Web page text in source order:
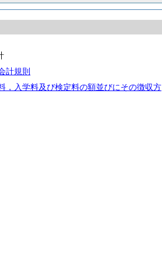
計規則
，入学料及び検定料の額並びにその徴収方